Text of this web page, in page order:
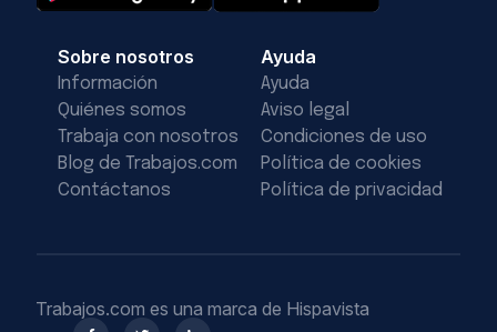
Sobre nosotros
Información
Quiénes somos
Trabaja con nosotros
Blog de Trabajos.com
Contáctanos
Ayuda
Ayuda
Aviso legal
Condiciones de uso
Política de cookies
Política de privacidad
Trabajos.com es una marca de Hispavista